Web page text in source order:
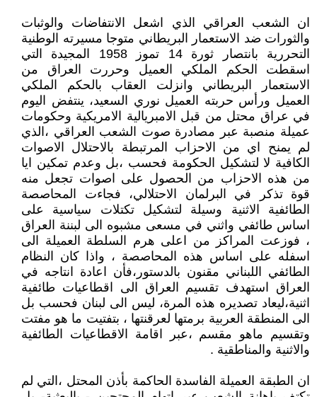
ان الشعب العراقي الذي اشعل الانتفاضات والوثبات
والثورات ضد الاستعمار البريطاني متوجا مسيرته الوطنية
التحررية بانتصار ثورة 14 تموز 1958 المجيدة التي
اسقطت الحكم الملكي العميل وحررت العراق من
الاستعمار البريطاني وانزلت العقاب بالحكم الملكي
العميل ورأس حربته العميل نوري السعيد، ينتفض اليوم
في عراق محتل من قبل الامبريالية الامريكية وحكومات
عميلة منصبة عبر مصادرة صوت الشعب العراقي ،الذي
لم يمنح اي من الاحزاب المرتبطة بالاحتلال الاصوات
الكافية لا لتشكيل الحكومة فحسب ،بل وعدم تمكين ايا
من هذه الاحزاب من الحصول على اصوات تجعل منه
قوة تذكر في البرلمان الاحتلالي، فجاءت المحاصصة
الطائفية الاثنية وسيلة لتشكيل تكتلات سياسية على
اساس طائفي واثني في مسعى مشبوه الى لبننة العراق
، فوزعت المراكز من اعلى هرم السلطة العميلة الى
اسفله على اساس هذه المحاصصة ، واذا كان النظام
الطائفي اللبناني مقنون بالدستور،فأن اعادة انتاجه في
العراق استهدف تقسيم العراق الى اقطاعيات طائفية
اثنية،ليعاد تصديره هذه المرة، ليس الى لبنان فحسب بل
الى المنطقة العربية برمتها لعرقنتها ، بتفتيت ما هو مفتت
وتقسيم ماهو مقسم ،عبر اقامة الاقطاعيات الطائفية
والاثنية والمناطقية .
ان الطبقة العميلة الفاسدة الحاكمة بأذن المحتل ،التي لم